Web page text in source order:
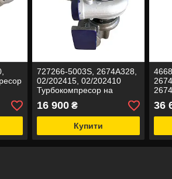
727266-5003S, 2674A328,
02/202415, 02/202410
Турбокомпресор на
Perkins
16 900₴
Купити
36